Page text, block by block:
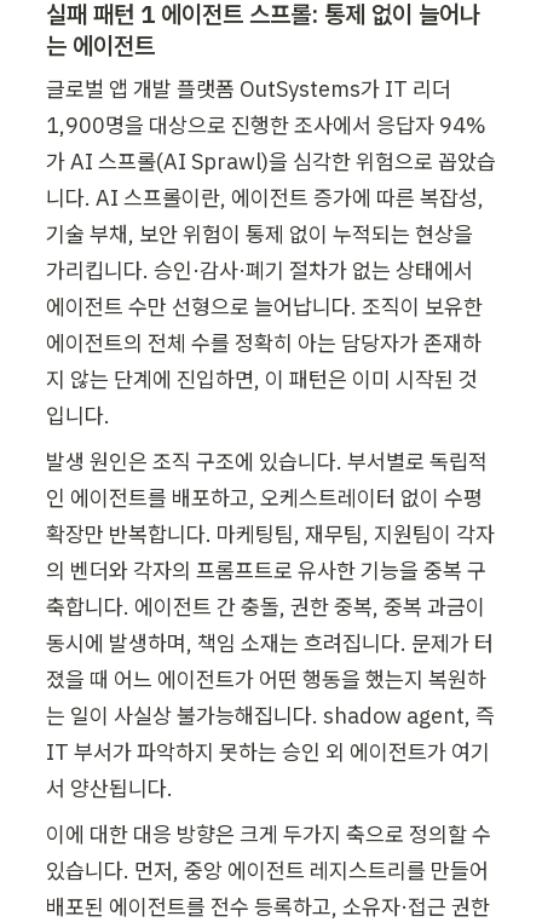
실패 패턴 1 에이전트 스프롤: 통제 없이 늘어나
는 에이전트
글로벌 앱 개발 플랫폼 OutSystems가 IT 리더
1,900명을 대상으로 진행한 조사에서 응답자 94%
가 AI 스프롤(AI Sprawl)을 심각한 위험으로 꼽았습
니다. AI 스프롤이란, 에이전트 증가에 따른 복잡성,
기술 부채, 보안 위험이 통제 없이 누적되는 현상을
가리킵니다. 승인·감사·폐기 절차가 없는 상태에서
에이전트 수만 선형으로 늘어납니다. 조직이 보유한
에이전트의 전체 수를 정확히 아는 담당자가 존재하
지 않는 단계에 진입하면, 이 패턴은 이미 시작된 것
입니다.
발생 원인은 조직 구조에 있습니다. 부서별로 독립적
인 에이전트를 배포하고, 오케스트레이터 없이 수평
확장만 반복합니다. 마케팅팀, 재무팀, 지원팀이 각자
의 벤더와 각자의 프롬프트로 유사한 기능을 중복 구
축합니다. 에이전트 간 충돌, 권한 중복, 중복 과금이
동시에 발생하며, 책임 소재는 흐려집니다. 문제가 터
졌을 때 어느 에이전트가 어떤 행동을 했는지 복원하
는 일이 사실상 불가능해집니다. shadow agent, 즉
IT 부서가 파악하지 못하는 승인 외 에이전트가 여기
서 양산됩니다.
이에 대한 대응 방향은 크게 두가지 축으로 정의할 수
있습니다. 먼저, 중앙 에이전트 레지스트리를 만들어
배포된 에이전트를 전수 등록하고, 소유자·접근 권한